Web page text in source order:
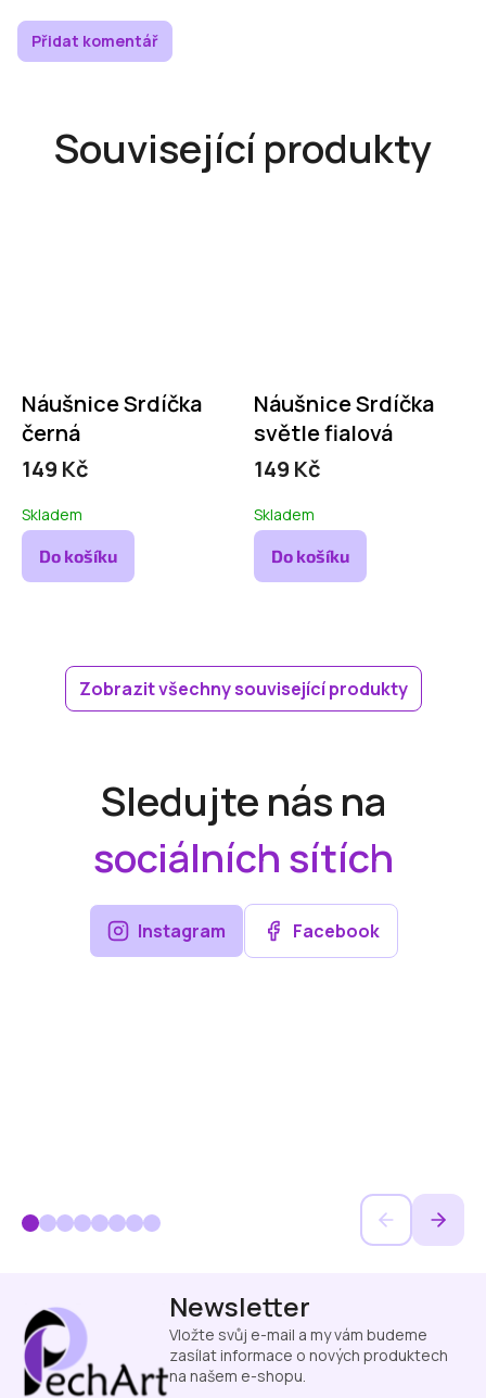
Související produkty
Náušnice Srdíčka
černá
149 Kč
Skladem
Do košíku
Náušnice Srdíčka
světle fialová
149 Kč
Skladem
Do košíku
Zobrazit všechny související produkty
Přidat komentář
Sledujte nás na
sociálních sítích
Instagram Facebook
Newsletter
Vložte svůj e-mail a my vám budeme
zasílat informace o nových produktech
na našem e-shopu.